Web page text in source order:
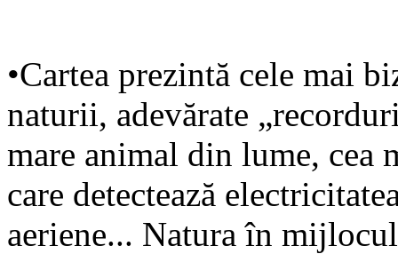
•Cartea prezintă cele mai
naturii, adevărate
mare animal din lume, cea
care detectează
aeriene... Natura în